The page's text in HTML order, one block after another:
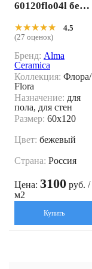
60120flo04l беже
★★★★★
★★★★★
4.5
(27 оценок)
Бренд: Alma
Ceramica
Коллекция: Флора/
Flora
Назначение: для
пола, для стен
Размер: 60x120
Цвет: бежевый
Страна: Россия
Цена: 3100 руб. /
м2
Купить